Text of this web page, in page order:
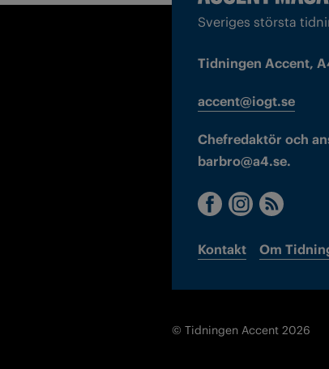
Sveriges största
Tidningen Accent,
accent@iogt.se
Chefredaktör och
barbro@a4.se.
Kontakt Om
© Tidningen Accent 2026